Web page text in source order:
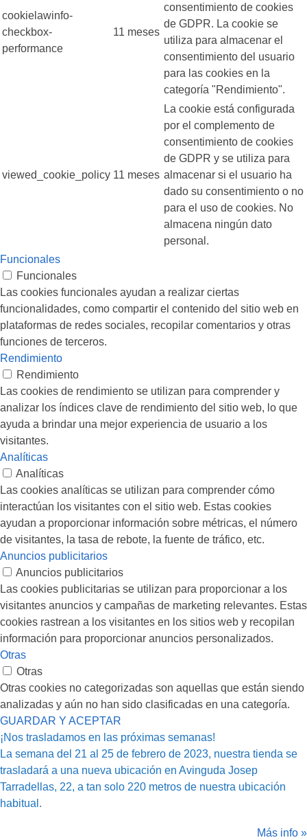
cookielawinfo-
checkbox-
performance
11 meses
consentimiento de cookies
de GDPR. La cookie se
utiliza para almacenar el
consentimiento del usuario
para las cookies en la
categoría "Rendimiento".
viewed_cookie_policy 11 meses
La cookie está configurada
por el complemento de
consentimiento de cookies
de GDPR y se utiliza para
almacenar si el usuario ha
dado su consentimiento o no
para el uso de cookies. No
almacena ningún dato
personal.
Funcionales
Funcionales
Las cookies funcionales ayudan a realizar ciertas
funcionalidades, como compartir el contenido del sitio web en
plataformas de redes sociales, recopilar comentarios y otras
funciones de terceros.
Rendimiento
Rendimiento
Las cookies de rendimiento se utilizan para comprender y
analizar los índices clave de rendimiento del sitio web, lo que
ayuda a brindar una mejor experiencia de usuario a los
visitantes.
Analíticas
Analíticas
Las cookies analíticas se utilizan para comprender cómo
interactúan los visitantes con el sitio web. Estas cookies
ayudan a proporcionar información sobre métricas, el número
de visitantes, la tasa de rebote, la fuente de tráfico, etc.
Anuncios publicitarios
Anuncios publicitarios
Las cookies publicitarias se utilizan para proporcionar a los
visitantes anuncios y campañas de marketing relevantes. Estas
cookies rastrean a los visitantes en los sitios web y recopilan
información para proporcionar anuncios personalizados.
Otras
Otras
Otras cookies no categorizadas son aquellas que están siendo
analizadas y aún no han sido clasificadas en una categoría.
GUARDAR Y ACEPTAR
¡Nos trasladamos en las próximas semanas!
La semana del 21 al 25 de febrero de 2023, nuestra tienda se
trasladará a una nueva ubicación en Avinguda Josep
Tarradellas, 22, a tan solo 220 metros de nuestra ubicación
habitual.
Más info »